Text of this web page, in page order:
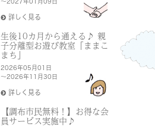
～2027年01月09日
詳しく見る
生後10カ月から通える♪ 親
子分離型お遊び教室「ままこ
まち」
2026年05月01日
～2026年11月30日
詳しく見る
【調布市民無料！】お得な会
員サービス実施中♪